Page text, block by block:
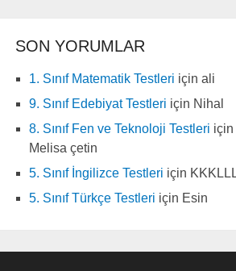
SON YORUMLAR
1. Sınıf Matematik Testleri içinali
9. Sınıf Edebiyat Testleri için Nihal
8. Sınıf Fen ve Teknoloji Testleri için
Melisa çetin
5. Sınıf İngilizce Testleri için
5. Sınıf Türkçe Testleri için Esin